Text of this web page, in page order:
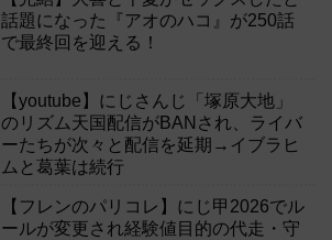
話題になった『アオのハコ』が250話
で最終回を迎える！
【youtube】にじさんじ「塚原大地」
のリズム天国配信がBANされ、ライバ
ーたちが次々と配信を延期→イブラヒ
ムと葛葉は続行
【フレンのパリコレ】にじ甲2026でル
ールが変更され経験値目的の代走・守